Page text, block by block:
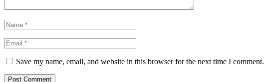
Save my name, email, and website in this browser for the next time I comment.